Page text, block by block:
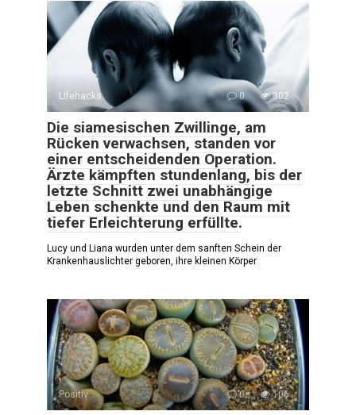
Lifehacks 0 302
Die siamesischen Zwillinge, am
Rücken verwachsen, standen vor
einer entscheidenden Operation.
Ärzte kämpften stundenlang, bis der
letzte Schnitt zwei unabhängige
Leben schenkte und den Raum mit
tiefer Erleichterung erfüllte.
Lucy und Liana wurden unter dem sanften Schein der
Krankenhauslichter geboren, ihre kleinen Körper
Positiv 0 106